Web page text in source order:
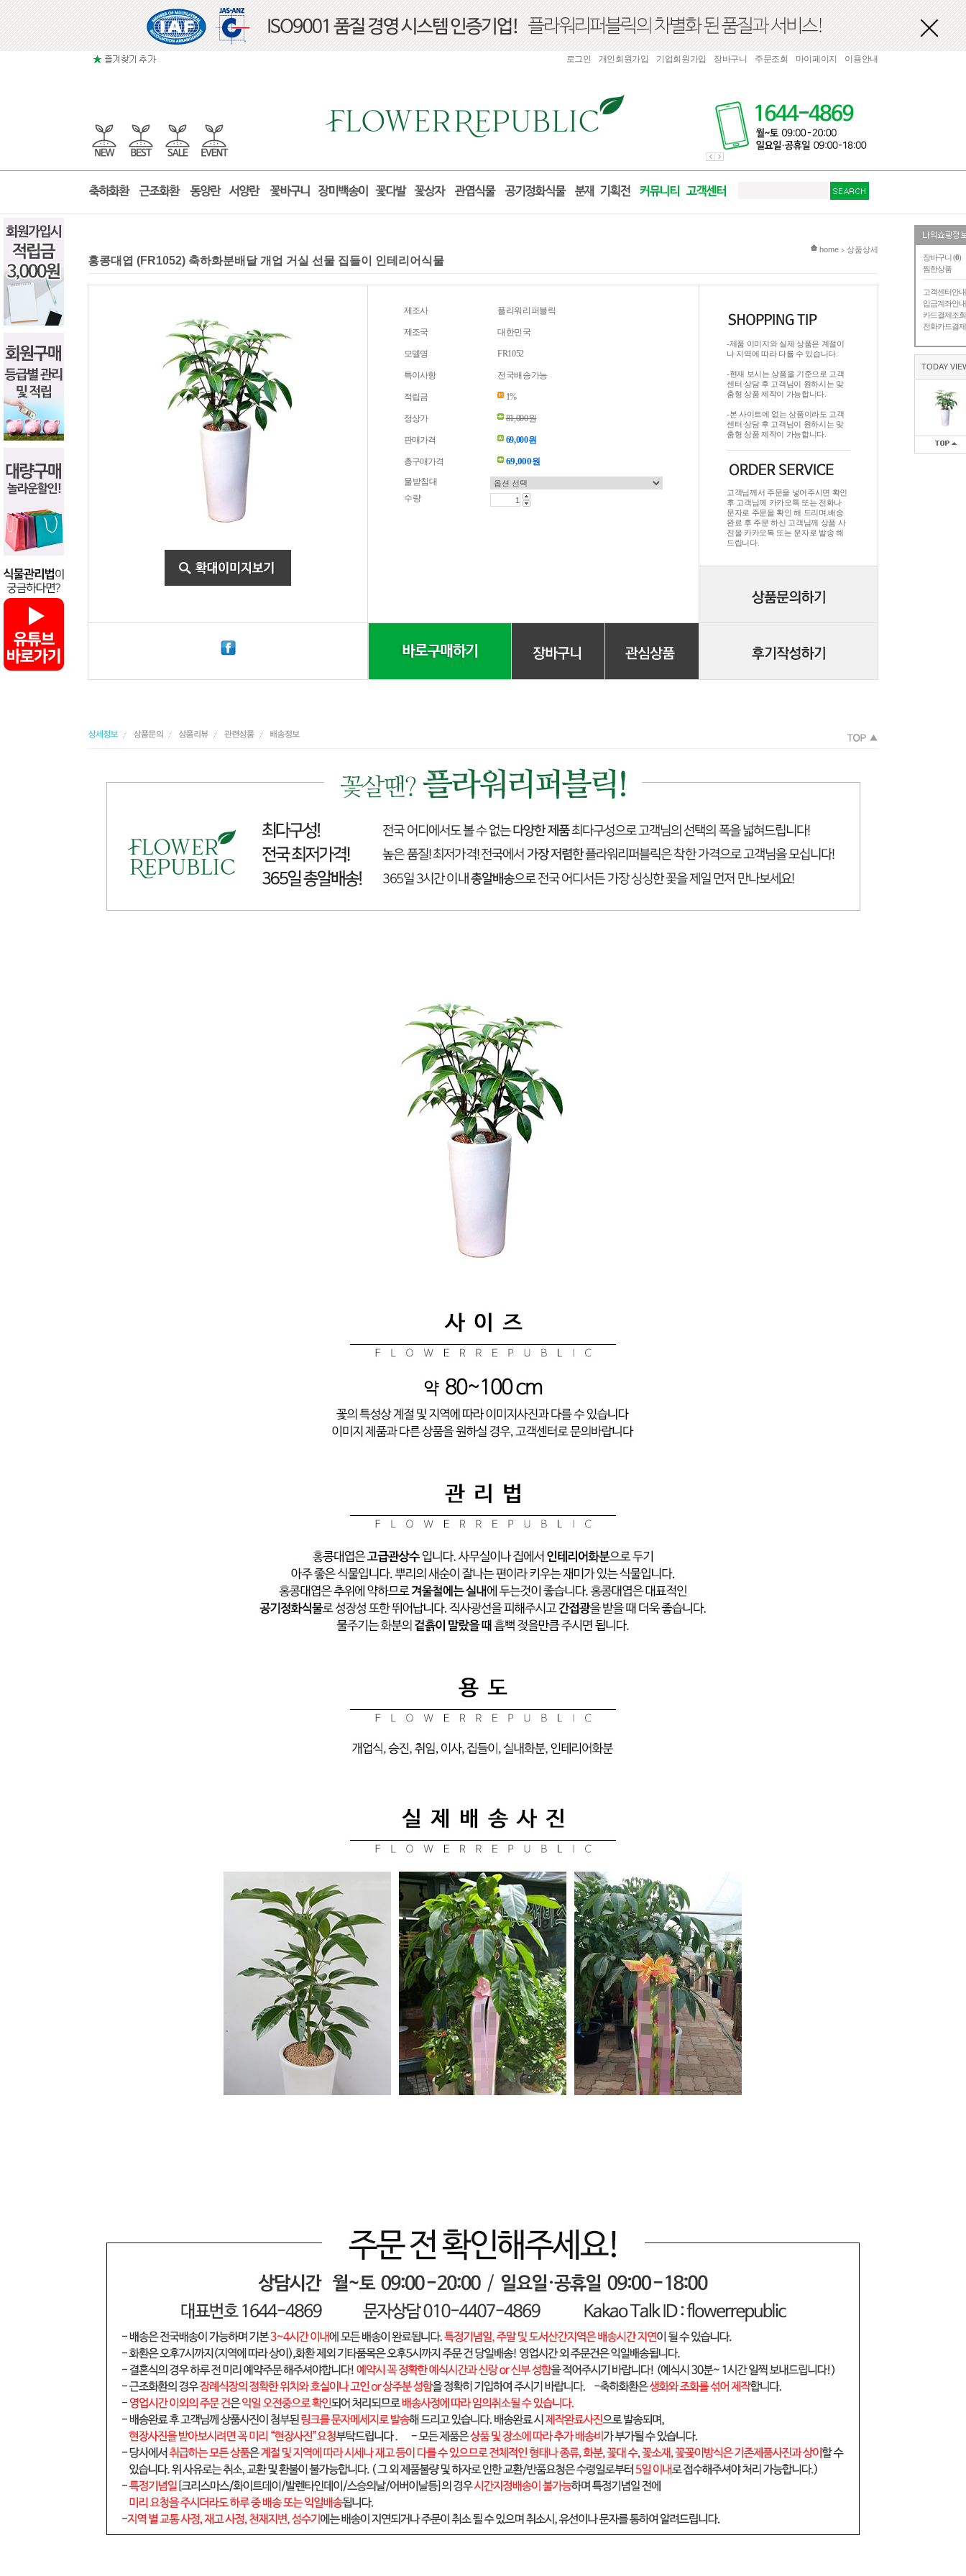
장바구니 (0)
찜한상품
고객센터안내
입금계좌안내
카드결제조회
전화카드결제
TODAY
로그인 개인회원가입 기업회원가입 장바구니 주문조회 마이페이지 이용안내
현재 위치
home > 상품상세
홍콩대엽 (FR1052) 축하화분배달 개업 거실 선물 집들이 인테리어식물
제조사 플리워리퍼블릭
제조국 대한민국
모델명 FR1052
특이사항 전국배송가능
적립금 1%
정상가 81,000원
판매가격 69,000원
총구매가격 69,000원
물받침대
수량
-제품 이미지와 실제 상품은 계절이
나 지역에 따라 다를 수 있습니다.
-현재 보시는 상품을 기준으로 고객
센터 상담 후 고객님이 원하시는 맞
춤형 상품 제작이 가능합니다.
-본 사이트에 없는 상품이라도 고객
센터 상담 후 고객님이 원하시는 맞
춤형 상품 제작이 가능합니다.
고객님께서 주문을 넣어주시면 확인
후 고객님께 카카오톡 또는 전화나
문자로 주문을 확인 해 드리며.배송
완료 후 주문 하신 고객님께 상품 사
진을 카카오톡 또는 문자로 발송 해
드립니다.